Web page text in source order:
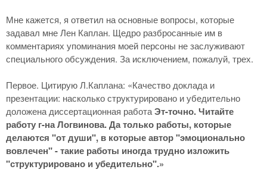
Мне кажется, я ответил на основные вопросы, которые
задавал мне Лен Каплан. Щедро разбросанные им в
комментариях упоминания моей персоны не заслуживают
специального обсуждения. За исключением, пожалуй, трех.
Первое. Цитирую Л.Каплана: «Качество доклада и
презентации: насколько структурировано и убедительно
доложена диссертационная работаЭт-точно. Читайте
работу г-на Логвинова. Да только работы, которые
делаются "от души", в которые автор "эмоционально
вовлечен" - такие работы иногда трудно изложить
"структурировано и убедительно".»